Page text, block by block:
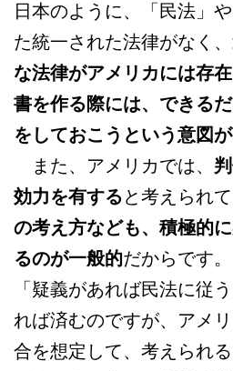
日本のように、「民法」
た統一された法律がなく、
な法律がアメリカには存
書を作る際には、できる
をしておこうという意図
また、アメリカでは、
効力を有すると考えられ
の考え方なども、積極的
るのが一般的だからです
「疑義があれば民法に従
れば済むのですが、アメ
合を想定して、考えられ